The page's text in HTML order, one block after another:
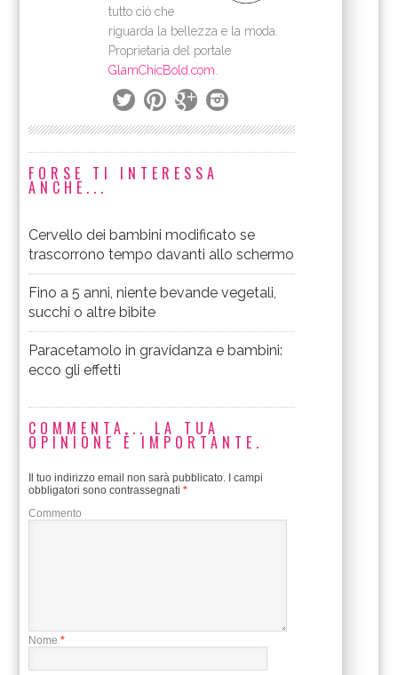
tutto ciò che
riguarda la bellezza e la moda.
Proprietaria del portale
GlamChicBold.com
FORSE TI INTERESSA
ANCHE...
Cervello dei bambini modificato se
trascorrono tempo davanti allo schermo
Fino a 5 anni, niente bevande vegetali,
succhi o altre bibite
Paracetamolo in gravidanza e bambini:
ecco gli effetti
COMMENTA... LA TUA
OPINIONE È IMPORTANTE.
Il tuo indirizzo email non sarà pubblicato. I campi
obbligatori sono contrassegnati*
Commento
Nome *